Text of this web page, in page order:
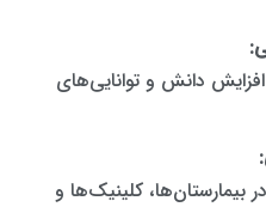
دانش و توانایی‌های
کلینیک‌ها و